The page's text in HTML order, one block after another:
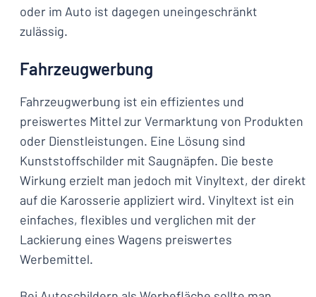
oder im Auto ist dagegen uneingeschränkt
zulässig.
Fahrzeugwerbung
Fahrzeugwerbung ist ein effizientes und
preiswertes Mittel zur Vermarktung von Produkten
oder Dienstleistungen. Eine Lösung sind
Kunststoffschilder mit Saugnäpfen. Die beste
Wirkung erzielt man jedoch mit Vinyltext, der direkt
auf die Karosserie appliziert wird. Vinyltext ist ein
einfaches, flexibles und verglichen mit der
Lackierung eines Wagens preiswertes
Werbemittel.